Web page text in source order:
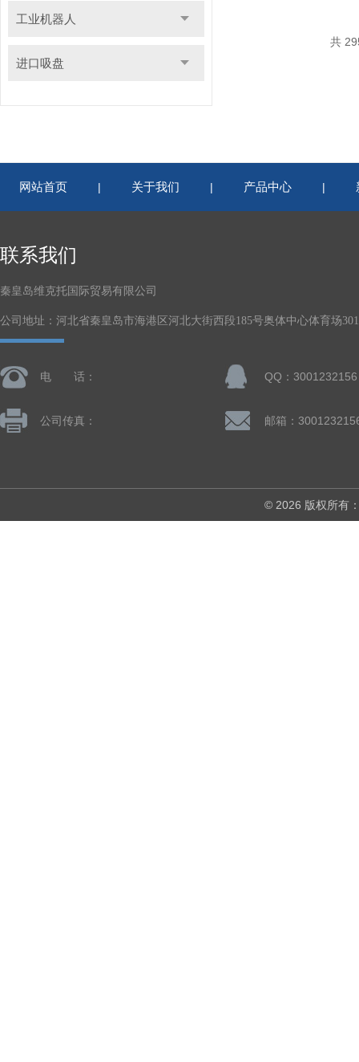
工业机器人
进口吸盘
共
网站首页 | 关于我们 | 产品中心 |
联系我们
秦皇岛维克托国际贸易有限公司
公司地址：河北省秦皇岛市海港区河北大街西段185号奥体中心体育场
电 话： QQ：3001232156
公司传真： 邮箱：
© 2026 版权所有